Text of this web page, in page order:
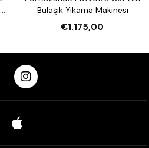
Bulaşık Yıkama Makinesi
€1.175,00